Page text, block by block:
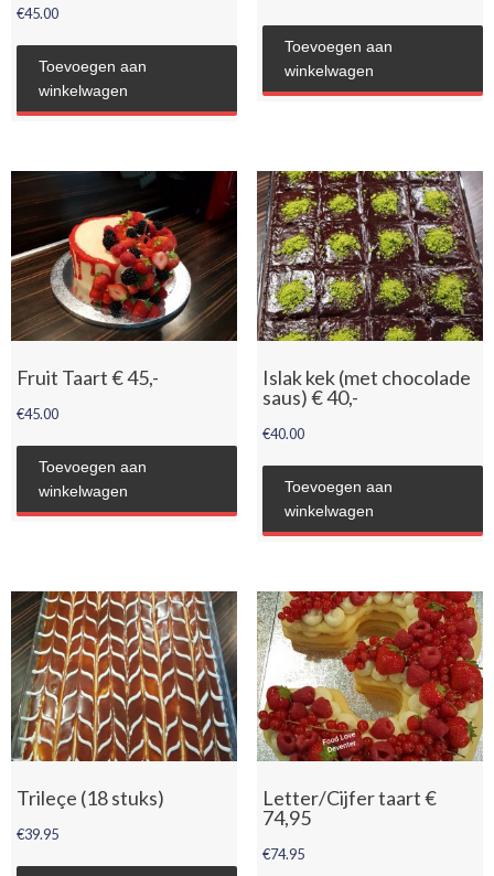
€45.00
Toevoegen aan
winkelwagen
Toevoegen aan
winkelwagen
Fruit Taart € 45,-
€45.00
Toevoegen aan
winkelwagen
Islak kek (met chocolade
saus) € 40,-
€40.00
Toevoegen aan
winkelwagen
Trileçe (18 stuks)
€39.95
Letter/Cijfer taart €
74,95
€74.95